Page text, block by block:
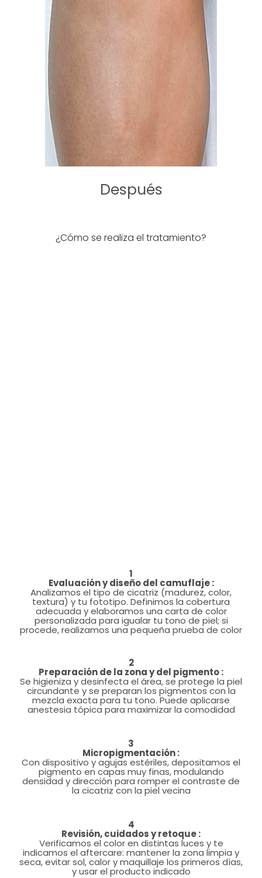
Después
¿Cómo se realiza el tratamiento?
1
Evaluación y diseño del camuflaje :
Analizamos el tipo de cicatriz (madurez, color,
textura) y tu fototipo. Definimos la cobertura
adecuada y elaboramos una carta de color
personalizada para igualar tu tono de piel; si
procede, realizamos una pequeña prueba de color
2
Preparación de la zona y del pigmento :
Se higieniza y desinfecta el área, se protege la piel
circundante y se preparan los pigmentos con la
mezcla exacta para tu tono. Puede aplicarse
anestesia tópica para maximizar la comodidad
3
Micropigmentación :
Con dispositivo y agujas estériles, depositamos el
pigmento en capas muy finas, modulando
densidad y dirección para romper el contraste de
la cicatriz con la piel vecina
4
Revisión, cuidados y retoque :
Verificamos el color en distintas luces y te
indicamos el aftercare: mantener la zona limpia y
seca, evitar sol, calor y maquillaje los primeros días,
y usar el producto indicado